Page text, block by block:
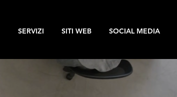
SERVIZI SITI WEB SOCIAL MEDIA